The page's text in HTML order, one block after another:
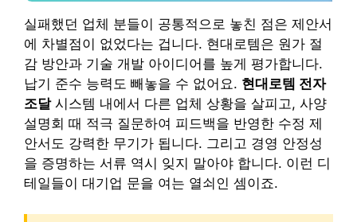
실패했던 업체 분들이 공통적으로 놓친 점은 제안서
에 차별점이 없었다는 겁니다. 현대로템은 원가 절
감 방안과 기술 개발 아이디어를 높게 평가합니다.
납기 준수 능력도 빼놓을 수 없어요. 현대로템 전자
조달시스템 내에서 다른 업체 상황을 살피고, 사양
설명회 때 적극 질문하여 피드백을 반영한 수정 제
안서도 강력한 무기가 됩니다. 그리고 경영 안정성
을 증명하는 서류 역시 잊지 말아야 합니다. 이런 디
테일들이 대기업 문을 여는 열쇠인 셈이죠.